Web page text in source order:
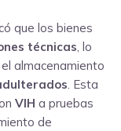
que los bienes
técnicas, lo
almacenamiento
. Esta
VIH a pruebas
de